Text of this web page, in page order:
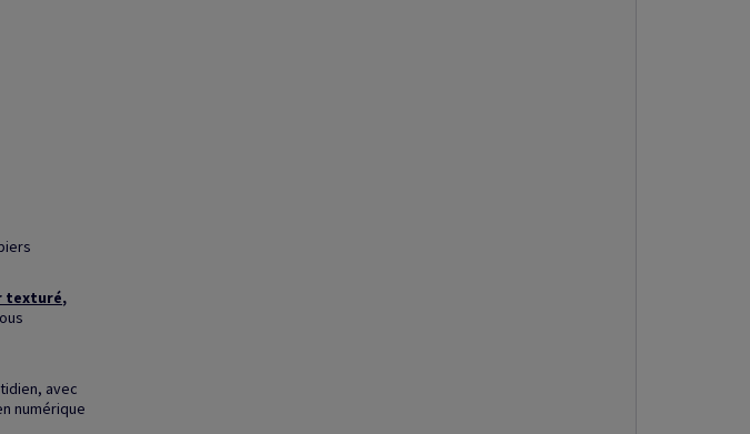
texturé,
avec
numérique